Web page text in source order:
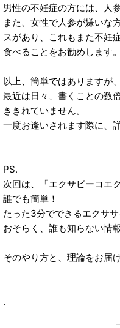
男性の不妊症の方には、人
また、女性で人参が嫌いな
スがあり、これもまた不妊
食べることをお勧めします。
以上、簡単ではありますが
最近は日々、書くことの数
ききれていません。
一度お逢いされます際に、
PS.
次回は、「エクサピーコエ
誰でも簡単！
たった3分でできるエクササ
おそらく、誰も知らない情
そのやり方と、理論をお届
.